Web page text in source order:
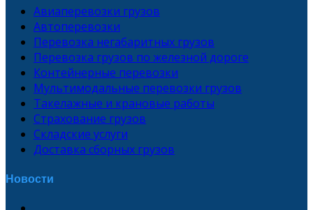
Авиаперевозки грузов
Автоперевозки
Перевозка негабаритных грузов
Перевозка грузов по железной дороге
Контейнерные перевозки
Мультимодальные перевозки грузов
Такелажные и крановые работы
Страхование грузов
Складские услуги
Доставка сборных грузов
Новости